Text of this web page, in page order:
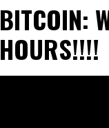
BITCOIN:
HOURS!!!!